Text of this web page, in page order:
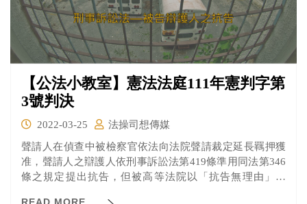
【公法小教室】憲法法庭111年憲判字第
3號判決
2022-03-25
法操司想傳媒
聲請人在偵查中被檢察官依法向法院聲請裁定延長羈押獲
准，聲請人之辯護人依刑事訴訟法第419條準用同法第346
條之規定提出抗告，但被高等法院以「抗告無理由」駁
READ MORE